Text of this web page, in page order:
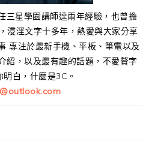
三星學園講師達兩年經驗，也曾擔
浸淫文字十多年，熱愛與大家分享
專注於最新手機、平板、筆電以及
紹，以及最有趣的話題，不愛贅字
白，什麼是3C。